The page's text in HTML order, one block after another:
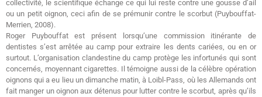
collectivité, le scientifique échange ce qui lui reste contre une gousse d’ail
ou un petit oignon, ceci afin de se prémunir contre le scorbut (Puybouffat-
Merrien, 2008).
Roger Puybouffat est présent lorsqu’une commission itinérante de
dentistes s’est arrêtée au camp pour extraire les dents cariées, ou en or
surtout. L’organisation clandestine du camp protège les infortunés qui sont
concernés, moyennant cigarettes. Il témoigne aussi de la célèbre opération
oignons qui a eu lieu un dimanche matin, à Loibl-Pass, où les Allemands ont
fait manger un oignon aux détenus pour lutter contre le scorbut, après qu’ils